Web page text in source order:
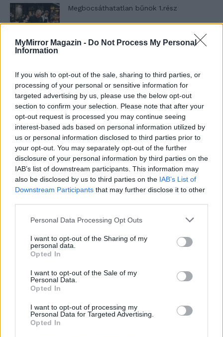
MyMirror Magazin - Do Not Process My Personal
Information
If you wish to opt-out of the sale, sharing to third parties, or
processing of your personal or sensitive information for
targeted advertising by us, please use the below opt-out
section to confirm your selection. Please note that after your
opt-out request is processed you may continue seeing
interest-based ads based on personal information utilized by
us or personal information disclosed to third parties prior to
your opt-out. You may separately opt-out of the further
disclosure of your personal information by third parties on the
IAB’s list of downstream participants. This information may
also be disclosed by us to third parties on the IAB’s List of
Downstream Participants that may further disclose it to other
Personal Data Processing Opt Outs
I want to opt-out of the Sharing of my
personal data.
Opted In
I want to opt-out of the Sale of my
Personal Data.
Opted In
I want to opt-out of processing my
Personal Data for Targeted Advertising.
Opted In
Megbocsáthatatlan bűnök 1.rész
Minka 12. rész
Minka 11. rész
Pedig szóltam… – Miért nem hiszünk a
gyűjteménye